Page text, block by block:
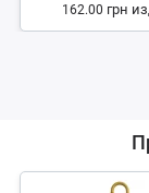
162.00 грн